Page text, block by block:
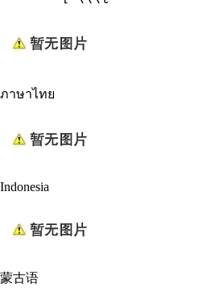
ภาษาไทย
Indonesia
蒙古语